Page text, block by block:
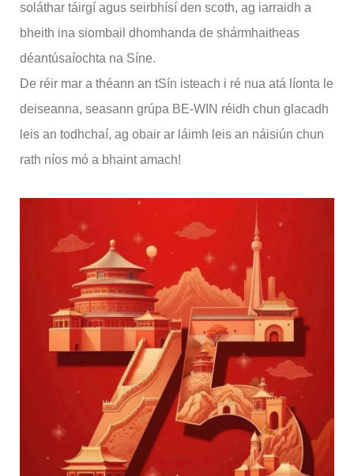
soláthar táirgí agus seirbhísí den scoth, ag iarraidh a
bheith ina siombail dhomhanda de shármhaitheas
déantúsaíochta na Síne.
De réir mar a théann an tSín isteach i ré nua atá líonta le
deiseanna, seasann grúpa BE-WIN réidh chun glacadh
leis an todhchaí, ag obair ar láimh leis an náisiún chun
rath níos mó a bhaint amach!